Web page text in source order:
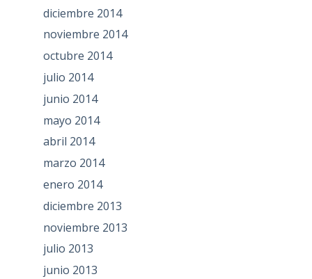
diciembre 2014
noviembre 2014
octubre 2014
julio 2014
junio 2014
mayo 2014
abril 2014
marzo 2014
enero 2014
diciembre 2013
noviembre 2013
julio 2013
junio 2013